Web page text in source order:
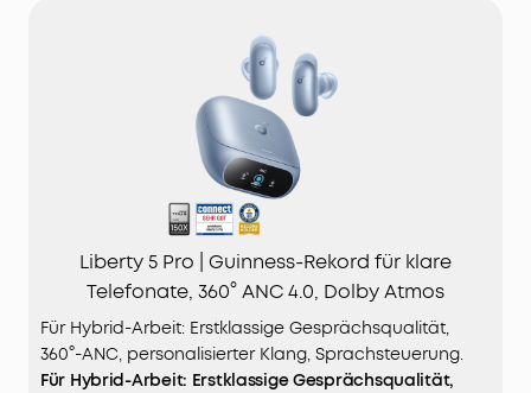
Liberty 5 Pro | Guinness-Rekord für klare
Telefonate, 360° ANC 4.0, Dolby Atmos
Für Hybrid-Arbeit: Erstklassige Gesprächsqualität,
360°-ANC, personalisierter Klang, Sprachsteuerung.
Für Hybrid-Arbeit: Erstklassige Gesprächsqualität,